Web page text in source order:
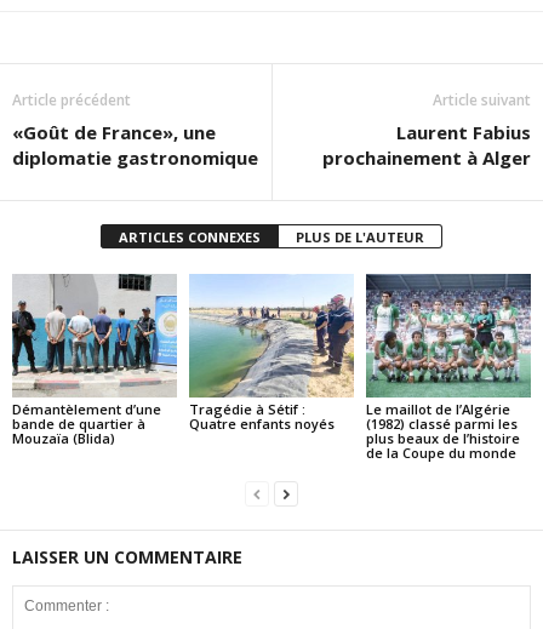
Article précédent
«Goût de France», une
diplomatie gastronomique
Article suivant
Laurent Fabius
prochainement à Alger
ARTICLES CONNEXES PLUS DE L'AUTEUR
Démantèlement d’une
bande de quartier à
Mouzaïa (Blida)
Tragédie à Sétif :
Quatre enfants noyés
Le maillot de l’Algérie
(1982) classé parmi les
plus beaux de l’histoire
de la Coupe du monde
LAISSER UN COMMENTAIRE